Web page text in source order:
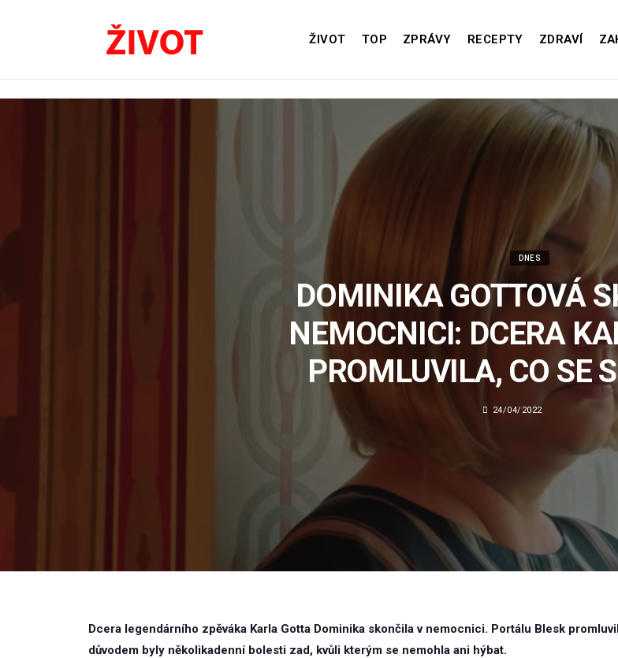
ŽIVOT TOP ZPRÁVY RECEPTY ZDRAVÍ
DNES
DOMINIKA GOTTOVÁ
NEMOCNICI: DCERA
PROMLUVILA, CO SE
24/04/2022
Dcera legendárního zpěváka Karla Gotta Dominika skončila v nemocnici. Portálu Blesk
důvodem byly několikadenní bolesti zad, kvůli kterým se nemohla ani hýbat.